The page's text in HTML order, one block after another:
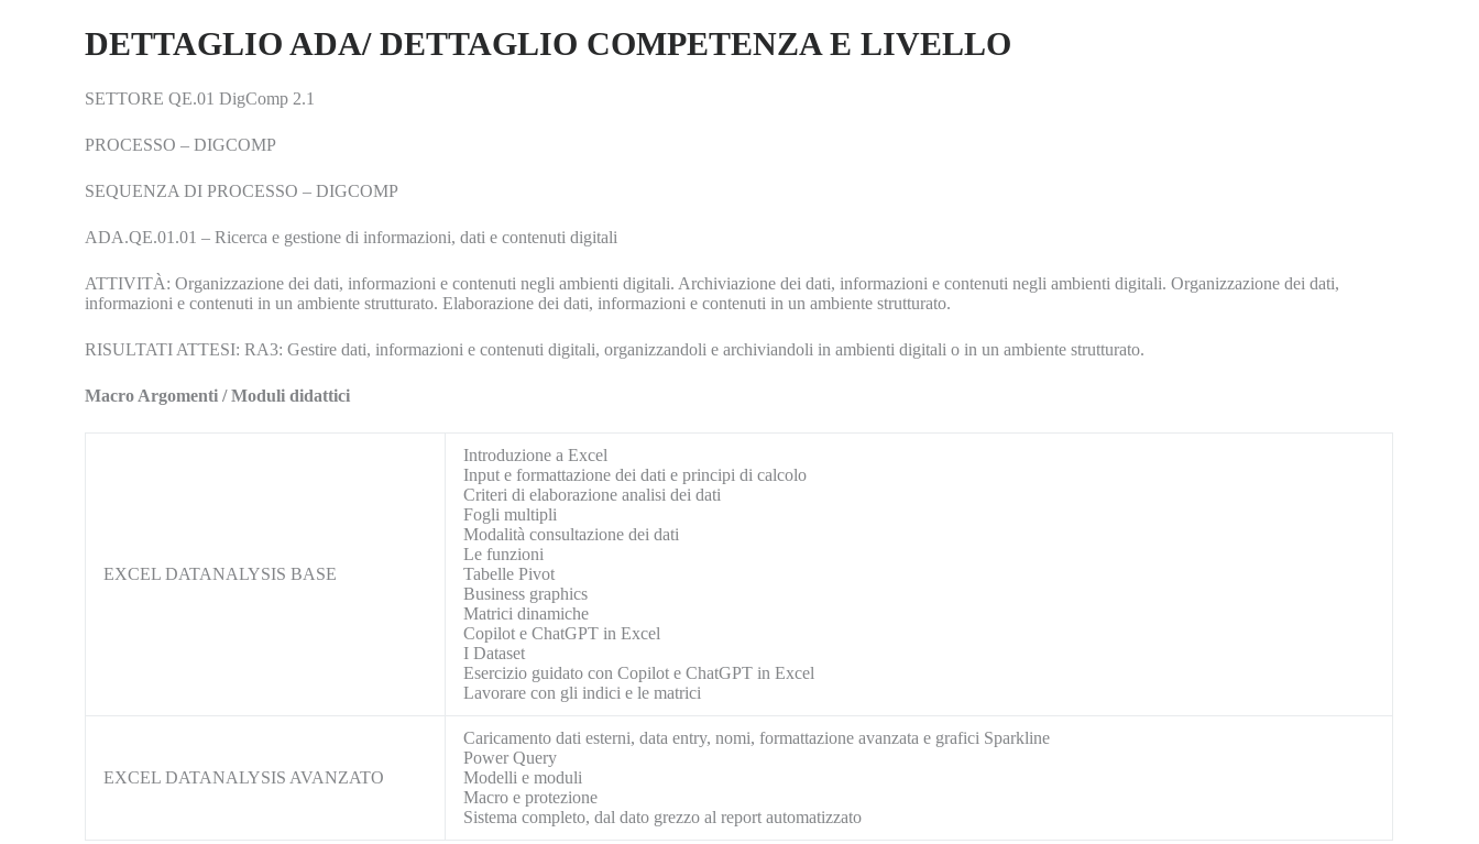
DETTAGLIO ADA/ DETTAGLIO COMPETENZA E LIVELLO
SETTORE QE.01 DigComp 2.1
PROCESSO – DIGCOMP
SEQUENZA DI PROCESSO – DIGCOMP
ADA.QE.01.01 – Ricerca e gestione di informazioni, dati e contenuti digitali
ATTIVITÀ: Organizzazione dei dati, informazioni e contenuti negli ambienti digitali. Archiviazione dei dati, informazioni e contenuti negli ambienti digitali. Organizzazione dei dati,
informazioni e contenuti in un ambiente strutturato. Elaborazione dei dati, informazioni e contenuti in un ambiente strutturato.
RISULTATI ATTESI: RA3: Gestire dati, informazioni e contenuti digitali, organizzandoli e archiviandoli in ambienti digitali o in un ambiente strutturato.
Macro Argomenti / Moduli didattici
EXCEL DATANALYSIS BASE
Introduzione a Excel
Input e formattazione dei dati e principi di calcolo
Criteri di elaborazione analisi dei dati
Fogli multipli
Modalità consultazione dei dati
Le funzioni
Tabelle Pivot
Business graphics
Matrici dinamiche
Copilot e ChatGPT in Excel
I Dataset
Esercizio guidato con Copilot e ChatGPT in Excel
Lavorare con gli indici e le matrici
EXCEL DATANALYSIS AVANZATO
Caricamento dati esterni, data entry, nomi, formattazione avanzata e grafici Sparkline
Power Query
Modelli e moduli
Macro e protezione
Sistema completo, dal dato grezzo al report automatizzato